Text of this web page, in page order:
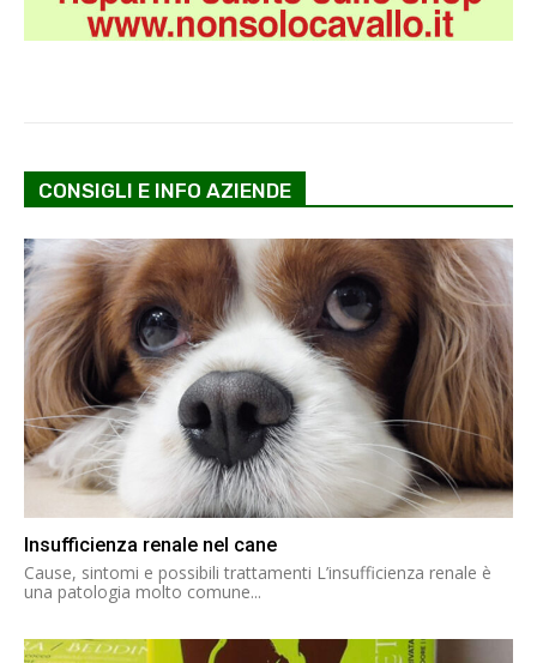
CONSIGLI E INFO AZIENDE
Insufficienza renale nel cane
Cause, sintomi e possibili trattamenti L’insufficienza renale è
una patologia molto comune...